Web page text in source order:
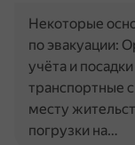
Некоторые
по эвакуации:
учёта и
транспортные
месту
погрузки на…